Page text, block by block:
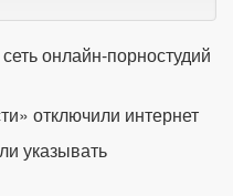
онлайн-порностудий
отключили интернет
указывать